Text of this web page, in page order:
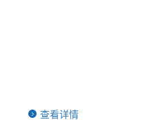
查看详情